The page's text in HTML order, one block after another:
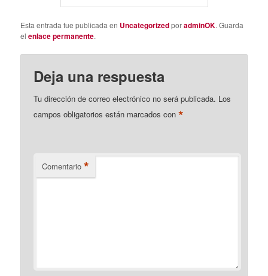
Esta entrada fue publicada en UncategorizedporadminOK. Guarda
elenlace permanente.
Deja una respuesta
Tu dirección de correo electrónico no será publicada. Los
campos obligatorios están marcados con*
Comentario *